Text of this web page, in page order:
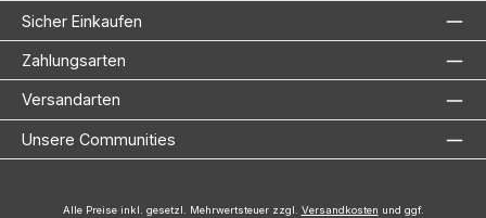
Sicher Einkaufen
Zahlungsarten
Versandarten
Unsere Communities
Alle Preise inkl. gesetzl. Mehrwertsteuer zzgl. Versandkosten und ggf.